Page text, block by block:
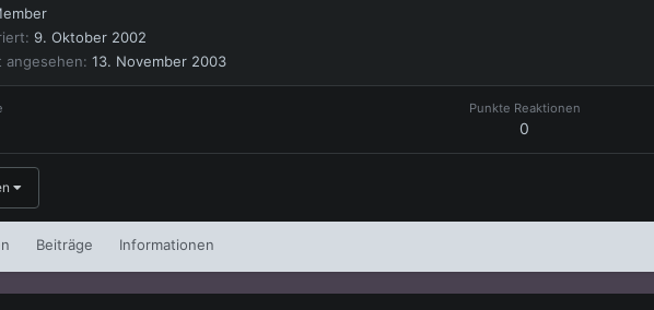
9. Oktober 2002
angesehen 13. November 2003
Punkte Reaktionen
0
Beiträge Informationen